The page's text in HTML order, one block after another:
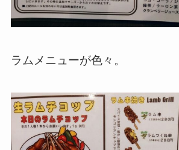
ラムメニューが色々。